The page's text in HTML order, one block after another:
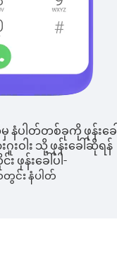
နံပါတ်တစ်ခုကို ဖုန်းခေါ်
းဝါး သို့ ဖုန်းခေါ်ဆိုရန်
ဖုန်းခေါ်ပါ-
င်း နံပါတ်